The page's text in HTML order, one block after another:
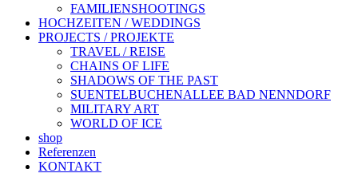
FAMILIENSHOOTINGS
HOCHZEITEN / WEDDINGS
PROJECTS / PROJEKTE
TRAVEL / REISE
CHAINS OF LIFE
SHADOWS OF THE PAST
SUENTELBUCHENALLEE BAD NENNDORF
MILITARY ART
WORLD OF ICE
shop
Referenzen
KONTAKT